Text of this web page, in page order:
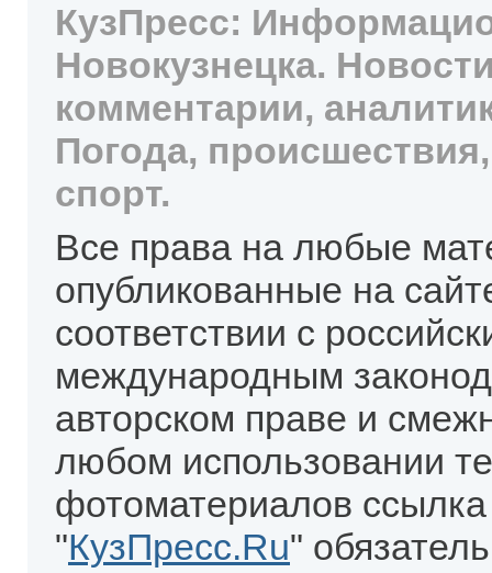
КузПресс:
Новокузнецка.
комментарии,
Погода,
спорт.
Все права на любые
опубликованные на
соответствии с
международным
авторском праве и
любом использовании
фотоматериалов
"КузПресс.Ru"